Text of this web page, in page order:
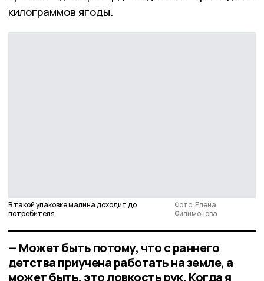
килограммов ягоды.
В такой упаковке малина доходит до
потребителя
Фото: Елена
Филимонова
— Может быть потому, что с раннего
детства приучена работать на земле, а
может быть, это ловкость рук. Когда я